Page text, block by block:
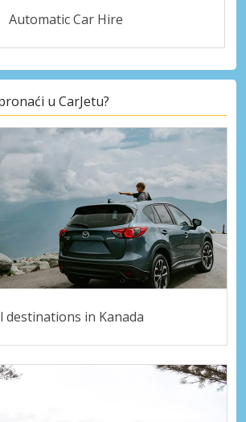
Automatic Car Hire
u CarJetu?
destinations in Kanada